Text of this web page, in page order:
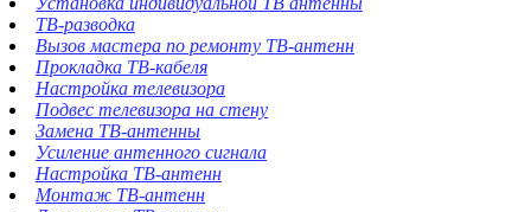
ТВ-разводка
Вызов мастера по ремонту ТВ-антенн
Прокладка ТВ-кабеля
Настройка телевизора
Подвес телевизора на стену
Замена ТВ-антенны
Усиление антенного сигнала
Настройка ТВ-антенн
Монтаж ТВ-антенн